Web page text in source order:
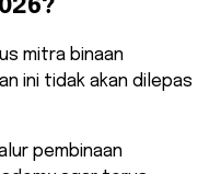
mitra binaan
ini tidak akan dilepas
pembinaan